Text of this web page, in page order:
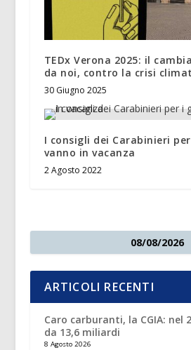
TEDx Verona 2025: il
da noi, contro la crisi
30 Giugno 2025
I consigli dei Carabinieri
vanno in vacanza
2 Agosto 2022
08/08/2026
ARTICOLI RECENTI
Caro carburanti, la CGIA: nel
da 13,6 miliardi
8 Agosto 2026